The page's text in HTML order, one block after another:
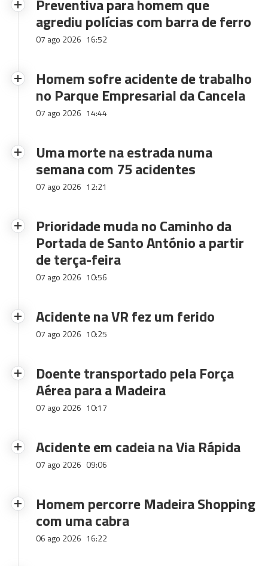
Preventiva para homem que
agrediu polícias com barra de ferro
07 ago 2026 16:52
Homem sofre acidente de trabalho
no Parque Empresarial da Cancela
07 ago 2026 14:44
Uma morte na estrada numa
semana com 75 acidentes
07 ago 2026 12:21
Prioridade muda no Caminho da
Portada de Santo António a partir
de terça-feira
07 ago 2026 10:56
Acidente na VR fez um ferido
07 ago 2026 10:25
Doente transportado pela Força
Aérea para a Madeira
07 ago 2026 10:17
Acidente em cadeia na Via Rápida
07 ago 2026 09:06
Homem percorre Madeira Shopping
com uma cabra
06 ago 2026 16:22